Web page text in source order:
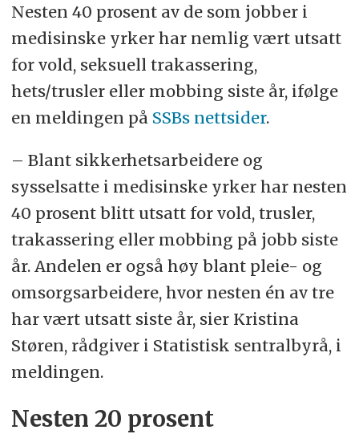
Nesten 40 prosent av de som jobber i
medisinske yrker har nemlig vært utsatt
for vold, seksuell trakassering,
hets/trusler eller mobbing siste år, ifølge
en meldingen på SSBs nettsider.
– Blant sikkerhetsarbeidere og
sysselsatte i medisinske yrker har nesten
40 prosent blitt utsatt for vold, trusler,
trakassering eller mobbing på jobb siste
år. Andelen er også høy blant pleie- og
omsorgsarbeidere, hvor nesten én av tre
har vært utsatt siste år, sier Kristina
Støren, rådgiver i Statistisk sentralbyrå, i
meldingen.
Nesten 20 prosent